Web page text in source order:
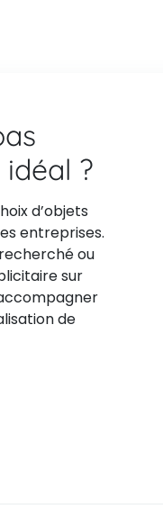
?
d’objets
entreprises.
ou
sur
de